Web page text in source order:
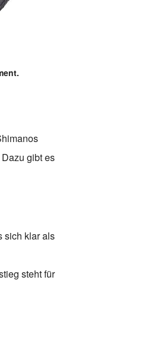
gibt es
sich klar als
steht für